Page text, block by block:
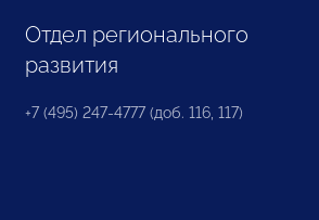
Отдел регионального
развития
+7 (495) 247-4777 (доб. 116, 117)